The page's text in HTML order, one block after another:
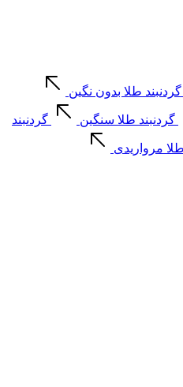
گردنبند طلا بدون نگین
گردنبند طلا سنگین گردنبند
مرواریدی